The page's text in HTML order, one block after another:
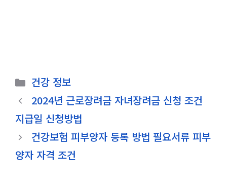
카
테
리
건강 정보
2024년 근로장려금 자녀장려금 신청 조건
지급일 신청방법
건강보험 피부양자 등록 방법 필요서류 피부
양자 자격 조건